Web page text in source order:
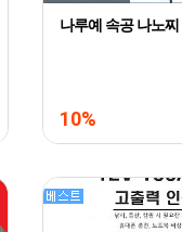
나루예 속공 나노찌
10%